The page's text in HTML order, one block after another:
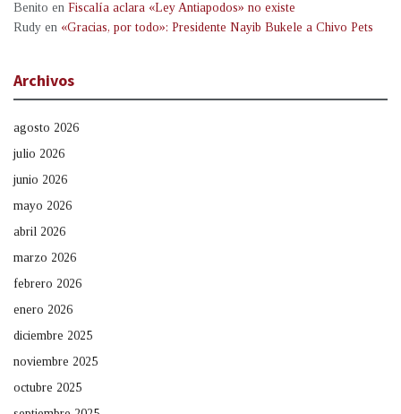
Benito en Fiscalía aclara «Ley Antiapodos» no existe
Rudy en «Gracias, por todo»: Presidente Nayib Bukele a Chivo Pets
Archivos
agosto 2026
julio 2026
junio 2026
mayo 2026
abril 2026
marzo 2026
febrero 2026
enero 2026
diciembre 2025
noviembre 2025
octubre 2025